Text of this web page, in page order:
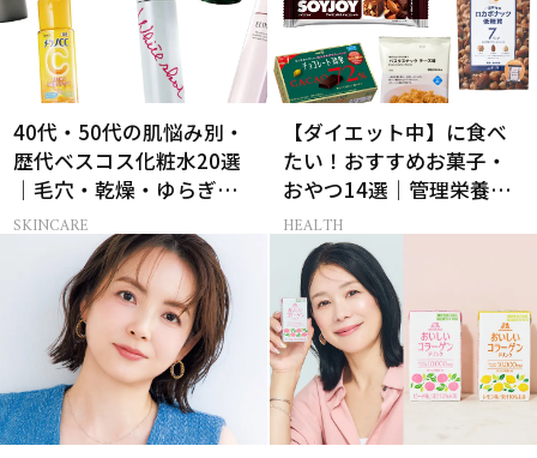
40代・50代の肌悩み別・
歴代ベスコス化粧水20選
｜毛穴・乾燥・ゆらぎな
ど
SKINCARE
【ダイエット中】に食べ
たい！おすすめお菓子・
おやつ14選｜管理栄養士
監修
HEALTH